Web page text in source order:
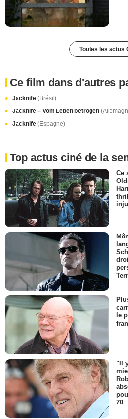
Toutes les actus
Ce film dans d'autres
Jacknife (Brésil)
Jacknife – Vom Leben betrogen
Jacknife (Espagne)
Top actus ciné de la
Ce
le
"Il
70